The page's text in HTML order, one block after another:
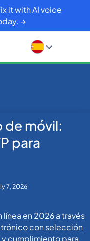
it with AI voice
→
de móvil:
para
7, 2026